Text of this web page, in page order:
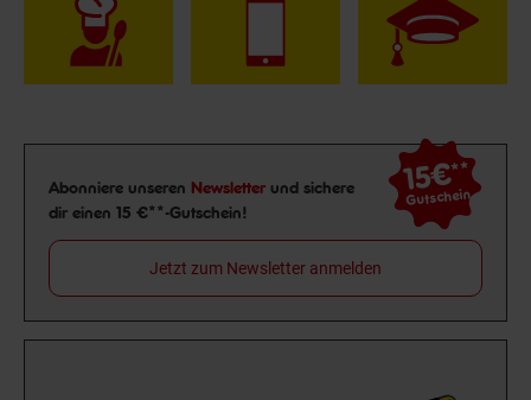
Newsletter Anmeldung
Abonniere unseren Newsletter und sichere
dir einen 15 €**-Gutschein!
15€**
Gutschein
Jetzt zum Newsletter anmelden